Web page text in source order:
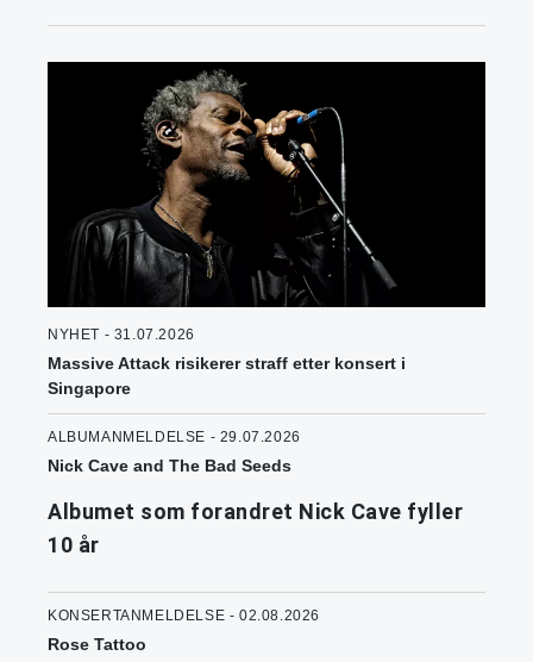
NYHET - 31.07.2026
Massive Attack risikerer straff etter konsert i
Singapore
ALBUMANMELDELSE - 29.07.2026
Nick Cave and The Bad Seeds
Albumet som forandret Nick Cave fyller
10 år
KONSERTANMELDELSE - 02.08.2026
Rose Tattoo